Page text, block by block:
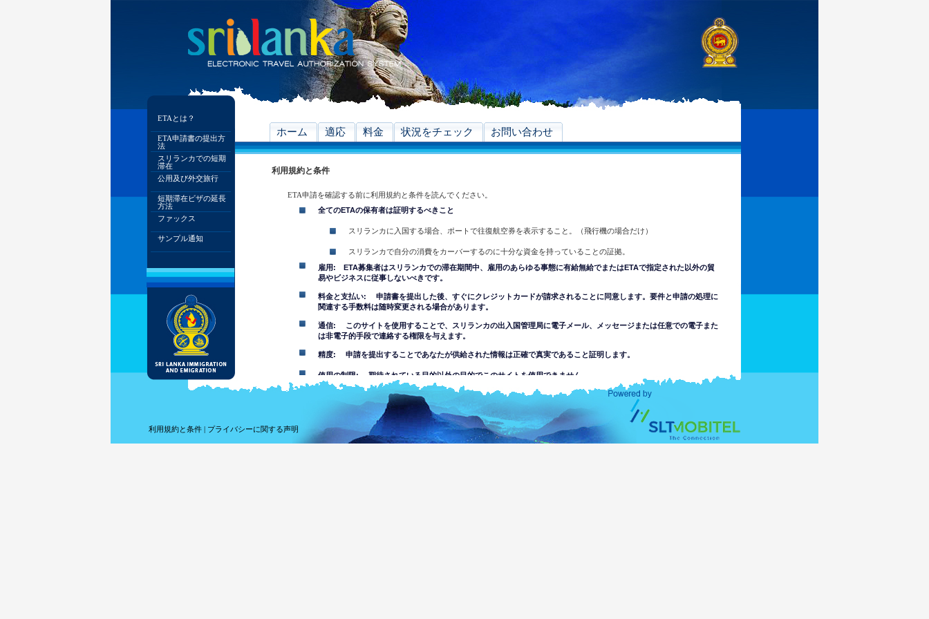
ETAとは？
ETA申請書の提出方
法
スリランカでの短期
滞在
公用及び外交旅行
短期滞在ビザの延長
方法
ファックス
サンプル通知
ホーム 適応 料金 状況をチェック お問い合わせ
利用規約と条件
ETA申請を確認する前に利用規約と条件を読んでください。
全てのETAの保有者は証明するべきこと
スリランカに入国する場合、ポートで往復航空券を表示すること。（飛行機の場合だけ）
スリランカで自分の消費をカーバーするのに十分な資金を持っていることの証拠。
雇用: ETA募集者はスリランカでの滞在期間中、雇用のあらゆる事態に有給無給でまたはETAで指定された以外の貿
易やビジネスに従事しないべきです。
料金と支払い: 申請書を提出した後、すぐにクレジットカードが請求されることに同意します。要件と申請の処理に
関連する手数料は随時変更される場合があります。
通信: このサイトを使用することで、スリランカの出入国管理局に電子メール、メッセージまたは任意での電子また
は非電子的手段で連絡する権限を与えます。
精度: 申請を提出することであなたが供給された情報は正確で真実であること証明します。
使用の制限: 期待されている目的以外の目的でこのサイトを使用できません。
このウェブサイトの使用を受け入れることにより
このウェブサイトにある情報の完全さまたは正確さについてスリランカの出入国管理局は責任を負いません。使用者は
利用規約と条件 | プライバシーに関する声明